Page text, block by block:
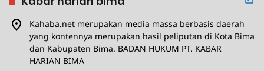
Kahaba.net merupakan media massa berbasis daerah
yang kontennya merupakan hasil peliputan di Kota Bima
dan Kabupaten Bima. BADAN HUKUM PT. KABAR
HARIAN BIMA